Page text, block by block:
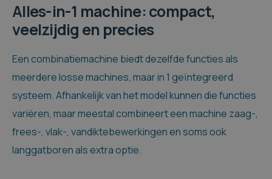
Alles-in-1 machine: compact,
veelzijdig en precies
Een combinatiemachine biedt dezelfde functies als
meerdere losse machines, maar in 1 geïntegreerd
systeem. Afhankelijk van het model kunnen die functies
variëren, maar meestal combineert een machine zaag-,
frees-, vlak-, vandiktebewerkingen en soms ook
langgatboren als extra optie.